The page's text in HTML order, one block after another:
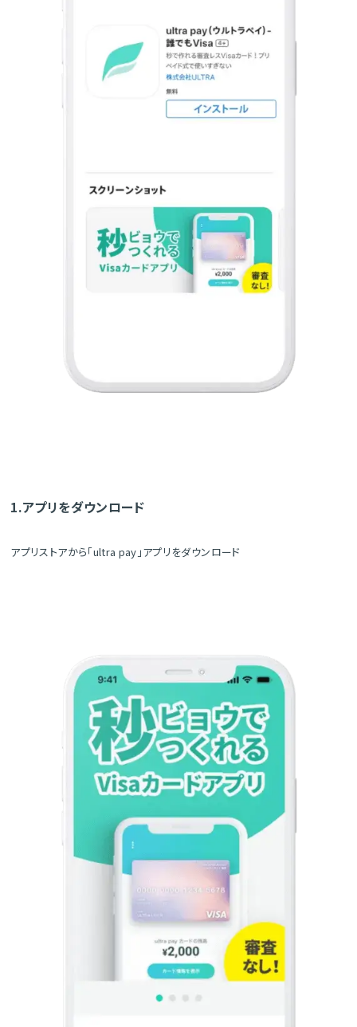
1.アプリをダウンロード
アプリストアから「ultra pay」アプリをダウンロード